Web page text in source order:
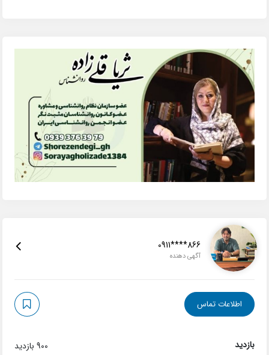
0911****866
آگهی دهنده
اطلاعات تماس
بازدید 900 بازدید